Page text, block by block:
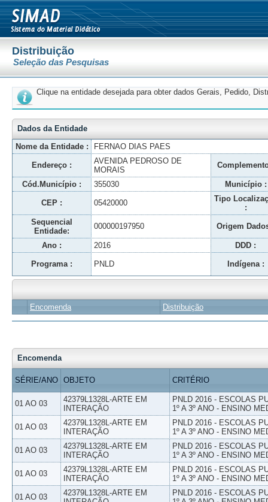
Distribuição
Seleção das Pesquisas
Clique na entidade desejada para obter dados Gerais, Pedido,
Dados da Entidade
Nome da Entidade :
FERNAO DIAS PAES
Endereço :
AVENIDA PEDROSO DE
MORAIS
Cód.Município : 355030 Município :
CEP : 05420000
Tipo
:
Sequencial
Entidade:
000000197950 Origem
Ano : 2016 DDD :
Programa : PNLD Indígena :
Encomenda Distribuição
Encomenda
SÉRIE/ANO OBJETO CRITÉRIO
01 AO 03
42379L1328L-ARTE EM
INTERAÇÃO
PNLD 2016 - ESCOLAS
1º A 3º ANO - ENSINO
01 AO 03
42379L1328L-ARTE EM
INTERAÇÃO
PNLD 2016 - ESCOLAS
1º A 3º ANO - ENSINO
01 AO 03
42379L1328L-ARTE EM
INTERAÇÃO
PNLD 2016 - ESCOLAS
1º A 3º ANO - ENSINO
01 AO 03
42379L1328L-ARTE EM
INTERAÇÃO
PNLD 2016 - ESCOLAS
1º A 3º ANO - ENSINO
01 AO 03
42379L1328L-ARTE EM
PNLD 2016 - ESCOLAS